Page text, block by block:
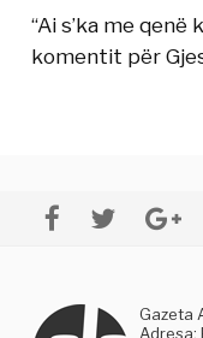
“Ai s’ka me
komentit për
Gazeta
Adresa: